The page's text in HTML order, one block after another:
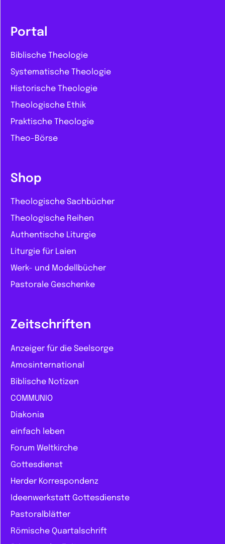
Portal
Biblische Theologie
Systematische Theologie
Historische Theologie
Theologische Ethik
Praktische Theologie
Theo-Börse
Shop
Theologische Sachbücher
Theologische Reihen
Authentische Liturgie
Liturgie für Laien
Werk- und Modellbücher
Pastorale Geschenke
Zeitschriften
Anzeiger für die Seelsorge
Amosinternational
Biblische Notizen
COMMUNIO
Diakonia
einfach leben
Forum Weltkirche
Gottesdienst
Herder Korrespondenz
Ideenwerkstatt Gottesdienste
Pastoralblätter
Römische Quartalschrift